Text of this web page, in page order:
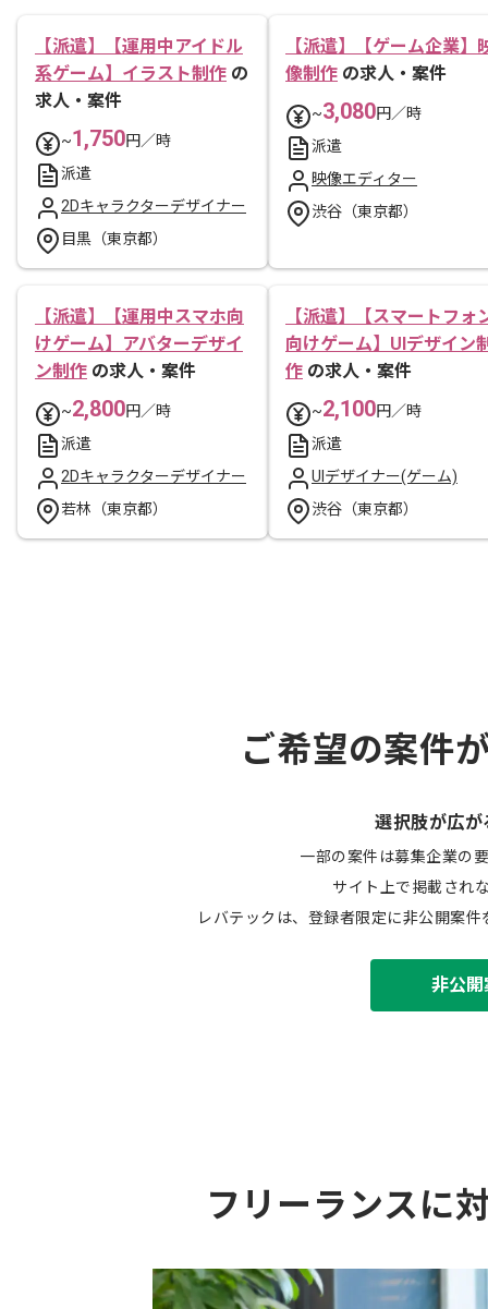
【派遣】【運用中アイドル
系ゲーム】イラスト制作 の
求人・案件
~1,750円／時
派遣
2Dキャラクターデザイナー
目黒（東京都）
【派遣】【ゲーム企業】
像制作 の求人・案件
~3,080円／時
派遣
映像エディター
渋谷（東京都）
【派遣】【運用中スマホ向
けゲーム】アバターデザイ
ン制作 の求人・案件
~2,800円／時
派遣
2Dキャラクターデザイナー
若林（東京都）
【派遣】【スマートフォ
向けゲーム】UIデザイン
作 の求人・案件
~2,100円／時
派遣
UIデザイナー(ゲーム)
渋谷（東京都）
ご希望の案件
選択肢が広が
一部の案件は募集企業の
サイト上で掲載され
レバテックは、登録者限定に非公開案
非公
フリーランスに